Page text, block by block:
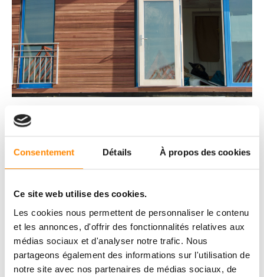
Consentement Détails À propos des cookies
Ce site web utilise des cookies.
Les cookies nous permettent de personnaliser le contenu
et les annonces, d'offrir des fonctionnalités relatives aux
médias sociaux et d'analyser notre trafic. Nous
partageons également des informations sur l'utilisation de
notre site avec nos partenaires de médias sociaux, de